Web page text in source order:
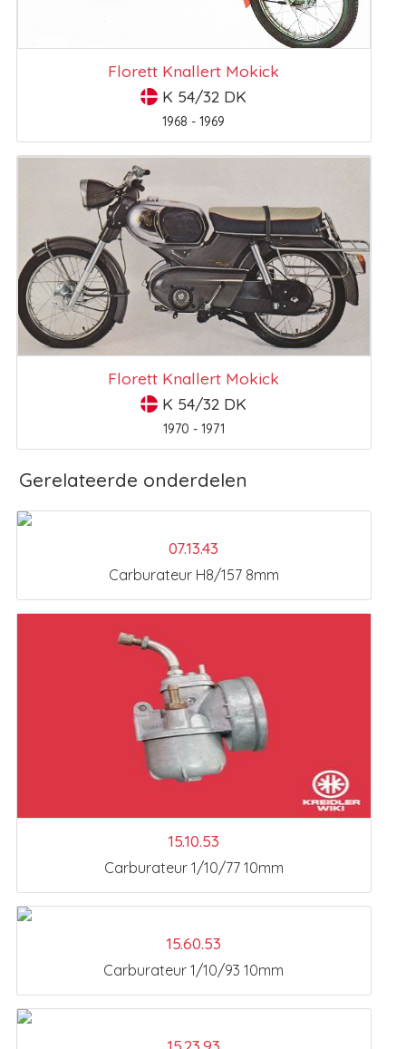
Florett Knallert Mokick
K 54/32 DK
1968 - 1969
Florett Knallert Mokick
K 54/32 DK
1970 - 1971
Gerelateerde onderdelen
07.13.43
Carburateur H8/157 8mm
15.10.53
Carburateur 1/10/77 10mm
15.60.53
Carburateur 1/10/93 10mm